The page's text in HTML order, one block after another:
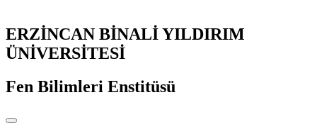
ERZİNCAN BİNALİ YILDIRIM
ÜNİVERSİTESİ
Fen Bilimleri Enstitüsü